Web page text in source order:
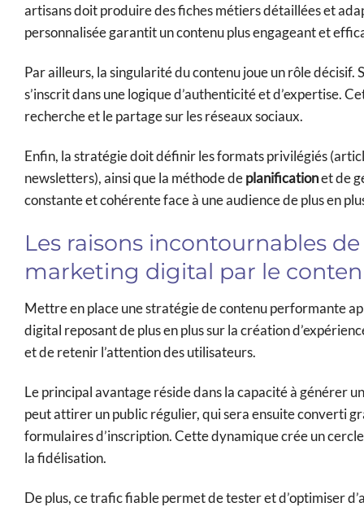
artisans doit produire des fiches métiers détaillées et
personnalisée garantit un contenu plus engageant et
Par ailleurs, la singularité du contenu joue un rôle
s’inscrit dans une logique d’authenticité et d’expertise.
recherche et le partage sur les réseaux sociaux.
Enfin, la stratégie doit définir les formats privilégiés
newsletters), ainsi que la méthode deplanificationet de
constante et cohérente face à une audience de plus en
Les raisons incontournables
marketing digital par le
Mettre en place une stratégie de contenu performante
digital reposant de plus en plus sur la création
et de retenir l’attention des utilisateurs.
Le principal avantage réside dans la capacité à générer
peut attirer un public régulier, qui sera ensuite converti
formulaires d’inscription. Cette dynamique crée un
la fidélisation.
De plus, ce trafic fiable permet de tester et d’optimiser